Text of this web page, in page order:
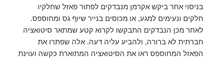
בניסוי אחר ביקש אקרמן מנבדקים לפתור פאזל שחלקיו
חלקים ונעימים למגע, או מכוסים בנייר שיוף גס ומחוספס.
לאחר מכן הנבדקים התבקשו לקרוא קטע שמתאר סיטואציה
חברתית לא ברורה, ולהביע עליה דעה. אלה שפתרו את
הפאזל המחוספס ראו את הסיטואציה המתוארת כקשה ועוינת